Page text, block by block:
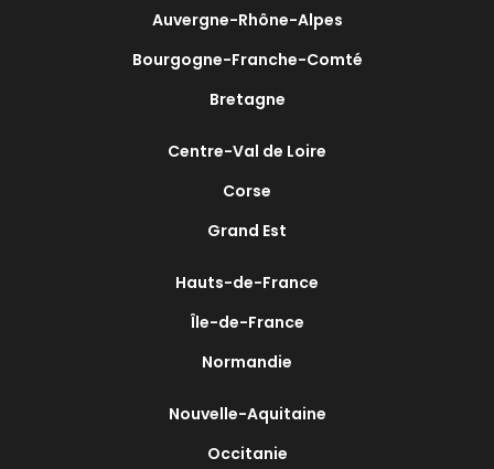
Auvergne-Rhône-Alpes
Bourgogne-Franche-Comté
Bretagne
Centre-Val de Loire
Corse
Grand Est
Hauts-de-France
Île-de-France
Normandie
Nouvelle-Aquitaine
Occitanie